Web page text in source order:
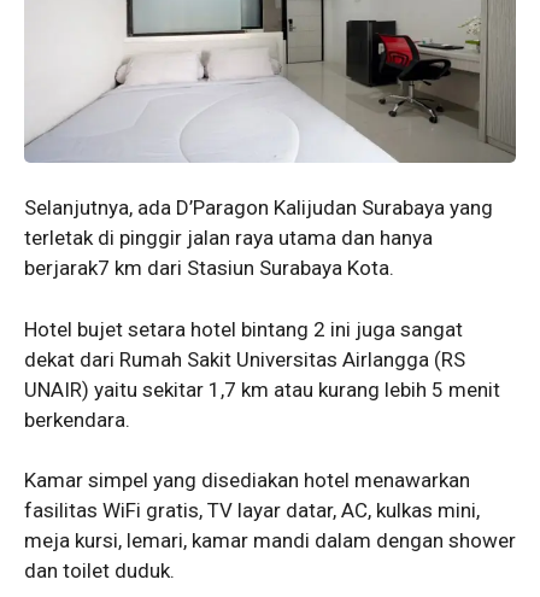
Selanjutnya, ada D’Paragon Kalijudan Surabaya yang
terletak di pinggir jalan raya utama dan hanya
berjarak7 km dari Stasiun Surabaya Kota.
Hotel bujet setara hotel bintang 2 ini juga sangat
dekat dari Rumah Sakit Universitas Airlangga (RS
UNAIR) yaitu sekitar 1,7 km atau kurang lebih 5 menit
berkendara.
Kamar simpel yang disediakan hotel menawarkan
fasilitas WiFi gratis, TV layar datar, AC, kulkas mini,
meja kursi, lemari, kamar mandi dalam dengan shower
dan toilet duduk.